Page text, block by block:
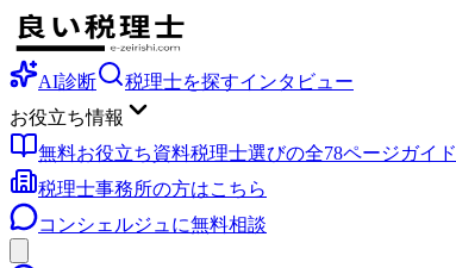
AI診断 税理士を探すインタビュー
お役立ち情報
無料お役立ち資料税理士選びの全78ページガイド
税理士事務所の方はこちら
コンシェルジュに無料相談